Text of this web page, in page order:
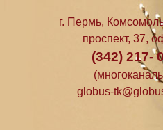
г. Пермь,
проспект, 37,
(342) 217-
globus-